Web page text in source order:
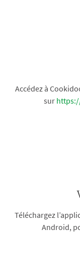
Accédez à
sur
Téléchargez
Android,